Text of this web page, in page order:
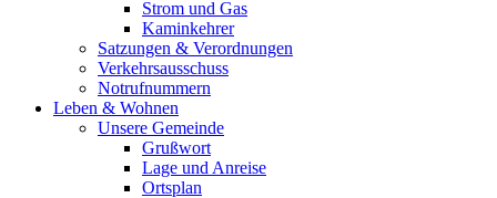
Strom und Gas
Kaminkehrer
Satzungen & Verordnungen
Verkehrsausschuss
Notrufnummern
Leben & Wohnen
Unsere Gemeinde
Grußwort
Lage und Anreise
Ortsplan